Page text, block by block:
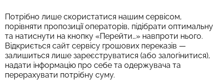
Потрібно лише скористатися нашим сервісом,
порівняти пропозиції операторів, підібрати оптимальну
та натиснути на кнопку «Перейти…» навпроти нього.
Відкриється сайт сервісу грошових переказів —
залишиться лише зареєструватися (або залогінитися),
надати інформацію про себе та одержувача та
перерахувати потрібну суму.